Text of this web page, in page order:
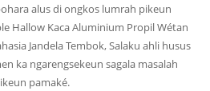
alus di ongkos lumrah pikeun
Hallow Kaca Aluminium Propil Wétan
Jandela Tembok, Salaku ahli husus
ka ngarengsekeun sagala masalah
pamaké.